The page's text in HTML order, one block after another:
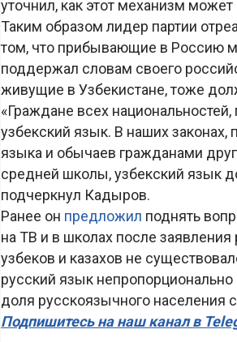
уточнил, как этот механизм может
Таким образом лидер партии
том, что прибывающие в Россию
поддержал словам своего
живущие в Узбекистане, тоже
«Граждане всех
узбекский язык. В наших
языка и обычаев гражданами
средней школы, узбекский язык
подчеркнул Кадыров.
Ранее он предложил поднять
на ТВ и в школах после
узбеков и казахов не
русский язык непропорционально
доля русскоязычного населения
Подпишитесь на наш канал в